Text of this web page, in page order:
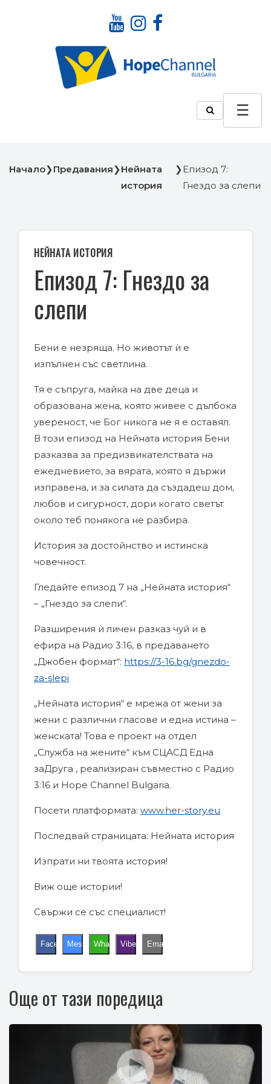
Начало❯Предавания❯Нейната
история
❯Епизод 7:
Гнездо за слепи
НЕЙНАТА ИСТОРИЯ
Епизод 7: Гнездо за
слепи
Бени е незряща. Но животът ѝ е
изпълнен със светлина.
Тя е съпруга, майка на две деца и
образована жена, която живее с дълбока
увереност, че Бог никога не я е оставял.
В този епизод на Нейната история Бени
разказва за предизвикателствата на
ежедневието, за вярата, която я държи
изправена, и за силата да създадеш дом,
любов и сигурност, дори когато светът
около теб понякога не разбира.
История за достойнство и истинска
човечност.
Гледайте епизод 7 на „Нейната история“
– „Гнездо за слепи“.
Разширения ѝ личен разказ чуй и в
ефира на Радио 3:16, в предаването
„Джобен формат“: https://3-16.bg/gnezdo-
za-slepi
„Нейната история“ е мрежа от жени за
жени с различни гласове и една истина –
женската! Това e проект на отдел
„Служба на жените“ към СЦАСД Една
заДруга , реализиран съвместно с Радио
3:16 и Hope Channel Bulgaria.
Посети платформата: www.her-story.eu
Последвай страницата: Нейната история
Изпрати ни твоята история!
Виж още истории!
Свържи се със специалист!
FacebookMessengerWhatsApp
Viber Email
Още от тази поредица